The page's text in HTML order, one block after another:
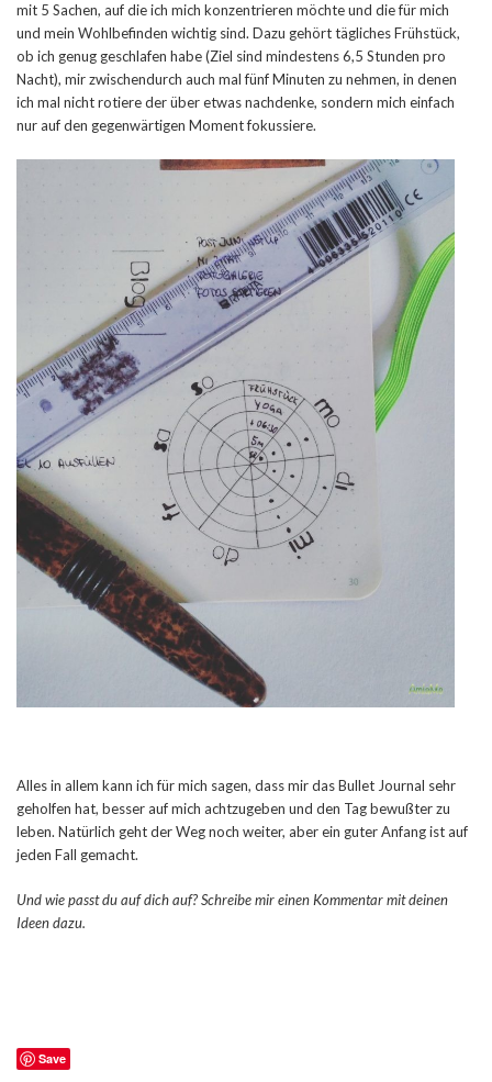
mit 5 Sachen, auf die ich mich konzentrieren möchte und die für mich
und mein Wohlbefinden wichtig sind. Dazu gehört tägliches Frühstück,
ob ich genug geschlafen habe (Ziel sind mindestens 6,5 Stunden pro
Nacht), mir zwischendurch auch mal fünf Minuten zu nehmen, in denen
ich mal nicht rotiere der über etwas nachdenke, sondern mich einfach
nur auf den gegenwärtigen Moment fokussiere.
Alles in allem kann ich für mich sagen, dass mir das Bullet Journal sehr
geholfen hat, besser auf mich achtzugeben und den Tag bewußter zu
leben. Natürlich geht der Weg noch weiter, aber ein guter Anfang ist auf
jeden Fall gemacht.
Und wie passt du auf dich auf? Schreibe mir einen Kommentar mit deinen
Ideen dazu.
Save